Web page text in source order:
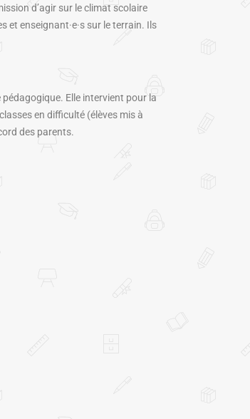
d’agir sur le climat scolaire
et enseignant·e·s sur le terrain. Ils
Elle intervient pour la
en difficulté (élèves mis à
des parents.